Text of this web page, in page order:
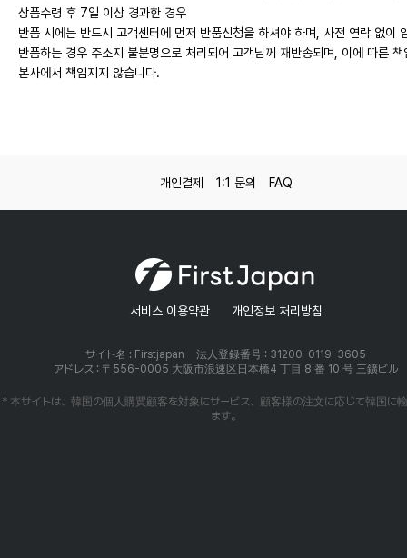
상품수령 후 7일 이상 경과한 경우
반품 시에는 반드시 고객센터에 먼저 반품신청을 하셔야 하며, 사전 연락 없이
반품하는 경우 주소지 불분명으로 처리되어 고객님께 재반송되며, 이에 따른 책
본사에서 책임지지 않습니다.
개인결제 1:1 문의 FAQ
서비스 이용약관 개인정보 처리방침
サイト名 : Firstjapan
法人登録番号 : 31200-0119-3605
アドレス : 〒556-0005 大阪市浪速区日本橋4 丁目 8 番 10 号 三鑛ビル
* 本サイトは、韓国の個人購買顧客を対象にサービス、顧客様の注文に応じて韓国に
ます。